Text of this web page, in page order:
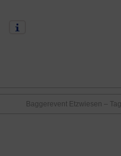
Baggerevent Etzwiesen –